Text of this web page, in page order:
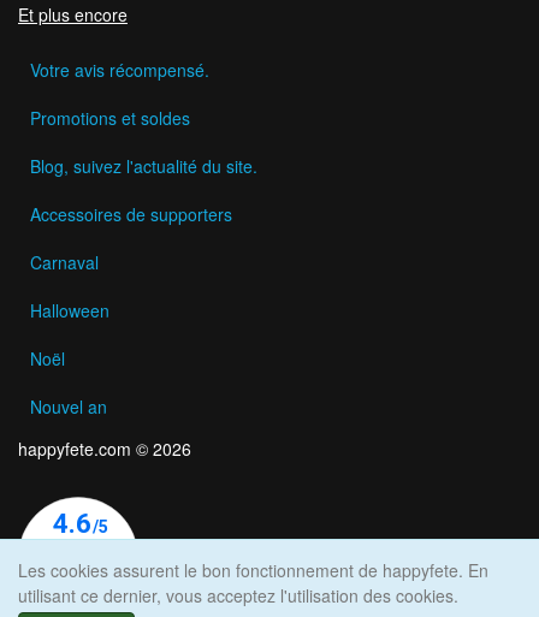
Et plus encore
Votre avis récompensé.
Promotions et soldes
Blog, suivez l'actualité du site.
Accessoires de supporters
Carnaval
Halloween
Noël
Nouvel an
happyfete.com © 2026
Les cookies assurent le bon fonctionnement de happyfete. En
utilisant ce dernier, vous acceptez l'utilisation des cookies.